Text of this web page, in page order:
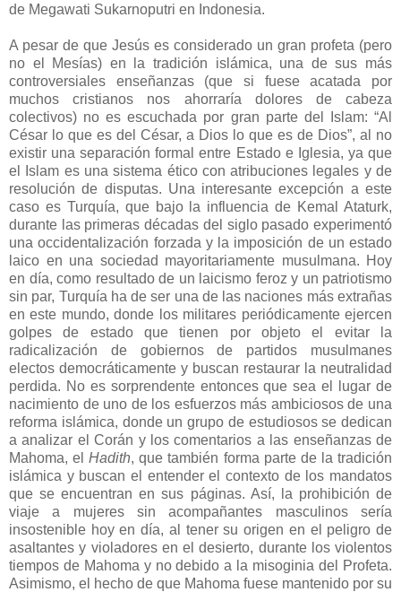
de Megawati Sukarnoputri en Indonesia.
A pesar de que Jesús es considerado un gran profeta (pero
no el Mesías) en la tradición islámica, una de sus más
controversiales enseñanzas (que si fuese acatada por
muchos cristianos nos ahorraría dolores de cabeza
colectivos) no es escuchada por gran parte del Islam: “Al
César lo que es del César, a Dios lo que es de Dios”, al no
existir una separación formal entre Estado e Iglesia, ya que
el Islam es una sistema ético con atribuciones legales y de
resolución de disputas. Una interesante excepción a este
caso es Turquía, que bajo la influencia de Kemal Ataturk,
durante las primeras décadas del siglo pasado experimentó
una occidentalización forzada y la imposición de un estado
laico en una sociedad mayoritariamente musulmana. Hoy
en día, como resultado de un laicismo feroz y un patriotismo
sin par, Turquía ha de ser una de las naciones más extrañas
en este mundo, donde los militares periódicamente ejercen
golpes de estado que tienen por objeto el evitar la
radicalización de gobiernos de partidos musulmanes
electos democráticamente y buscan restaurar la neutralidad
perdida. No es sorprendente entonces que sea el lugar de
nacimiento de uno de los esfuerzos más ambiciosos de una
reforma islámica, donde un grupo de estudiosos se dedican
a analizar el Corán y los comentarios a las enseñanzas de
Mahoma, elHadith, que también forma parte de la tradición
islámica y buscan el entender el contexto de los mandatos
que se encuentran en sus páginas. Así, la prohibición de
viaje a mujeres sin acompañantes masculinos sería
insostenible hoy en día, al tener su origen en el peligro de
asaltantes y violadores en el desierto, durante los violentos
tiempos de Mahoma y no debido a la misoginia del Profeta.
Asimismo, el hecho de que Mahoma fuese mantenido por su